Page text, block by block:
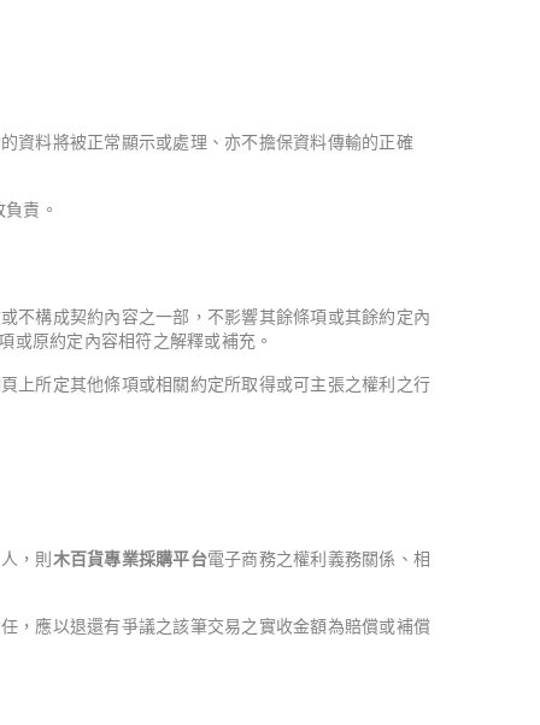
資料將被正常顯示或處理、亦不擔保資料傳輸的正確
責。
不構成契約內容之一部，不影響其餘條項或其餘約定內
或原約定內容相符之解釋或補充。
上所定其他條項或相關約定所取得或可主張之權利之行
，則 木百貨專業採購平台電子商務之權利義務關係、相
，應以退還有爭議之該筆交易之實收金額為賠償或補償